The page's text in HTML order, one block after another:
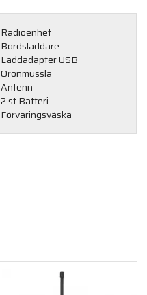
Radioenhet
Bordsladdare
Laddadapter USB
Öronmussla
Antenn
2 st Batteri
Förvaringsväska